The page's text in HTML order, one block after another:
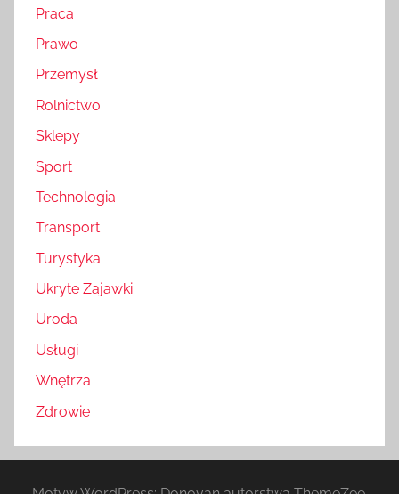
Praca
Prawo
Przemysł
Rolnictwo
Sklepy
Sport
Technologia
Transport
Turystyka
Ukryte Zajawki
Uroda
Usługi
Wnętrza
Zdrowie